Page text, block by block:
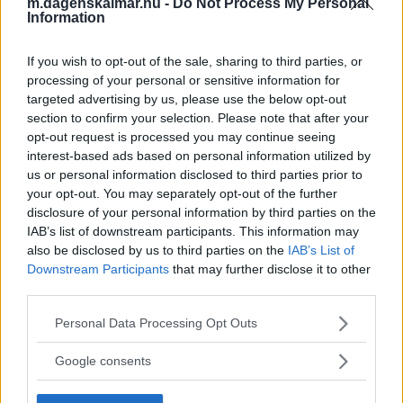
Information
If you wish to opt-out of the sale, sharing to third parties, or
processing of your personal or sensitive information for
targeted advertising by us, please use the below opt-out
section to confirm your selection. Please note that after your
opt-out request is processed you may continue seeing
interest-based ads based on personal information utilized by
us or personal information disclosed to third parties prior to
your opt-out. You may separately opt-out of the further
disclosure of your personal information by third parties on the
IAB’s list of downstream participants. This information may
also be disclosed by us to third parties on the IAB’s List of
Downstream Participants that may further disclose it to other
Please note that this website/app uses one or more Google
not limited to your visit or usage behaviour. You may click to
use your data for below specified purposes in below Google
Personal Data Processing Opt Outs
Google consents
Många drabbade lokalt – nu varnar
myndigheten
NYHETER 06 augusti 2026 15.13
Historisk rekordmånad på Giraffen –
nära 700 000 besökare i juli